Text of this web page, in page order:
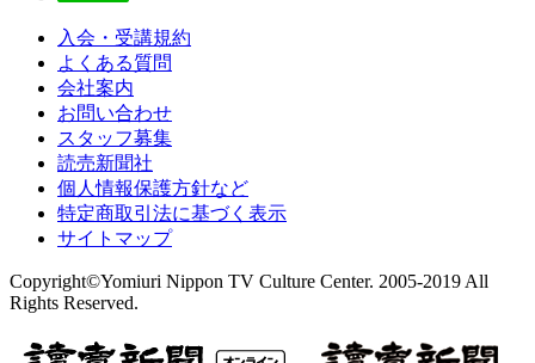
入会・受講規約
よくある質問
会社案内
お問い合わせ
スタッフ募集
読売新聞社
個人情報保護方針など
特定商取引法に基づく表示
サイトマップ
Copyright©Yomiuri Nippon TV Culture Center. 2005-2019 All
Rights Reserved.